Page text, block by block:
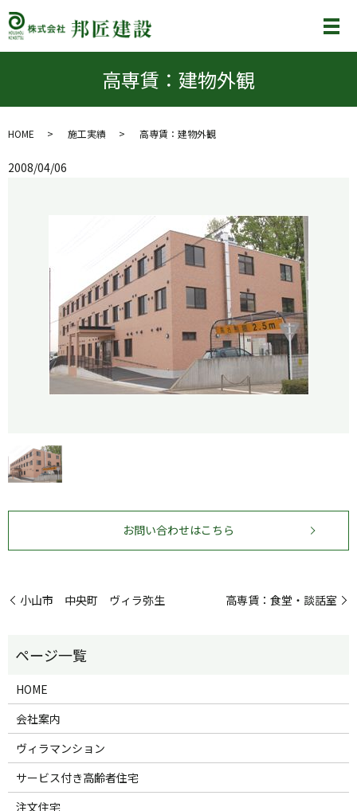
メ
高専賃：建物外観
HOME 施工実績 高専賃：建物外観
2008/04/06
お問い合わせはこちら
小山市 中央町 ヴィラ弥生 高専賃：食堂・談話室
HOME
会社案内
ヴィラマンション
サービス付き高齢者住宅
注文住宅